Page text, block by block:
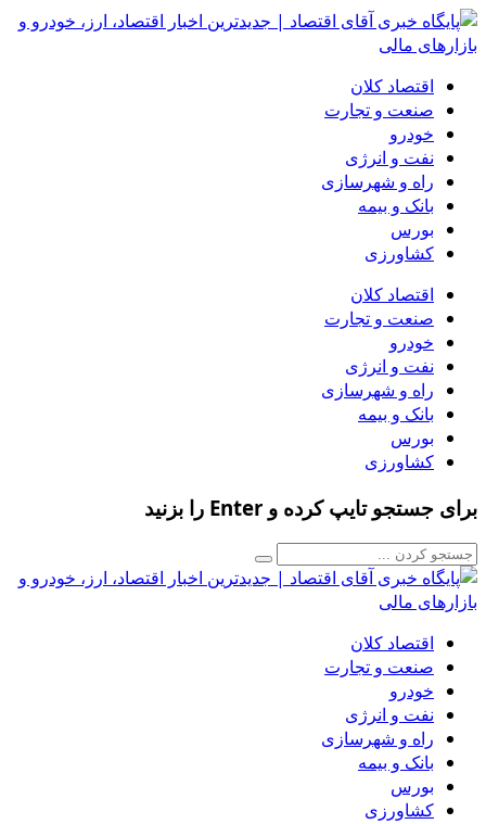
اقتصاد کلان
صنعت و تجارت
خودرو
نفت و انرژی
راه و شهرسازی
بانک و بیمه
بورس
کشاورزی
اقتصاد کلان
صنعت و تجارت
خودرو
نفت و انرژی
راه و شهرسازی
بانک و بیمه
بورس
کشاورزی
برای جستجو تایپ کرده و Enter را بزنید
اقتصاد کلان
صنعت و تجارت
خودرو
نفت و انرژی
راه و شهرسازی
بانک و بیمه
بورس
کشاورزی